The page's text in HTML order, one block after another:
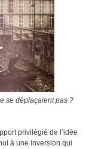
se déplaçaient pas ?
privilégié de l’idée
à une inversion qui